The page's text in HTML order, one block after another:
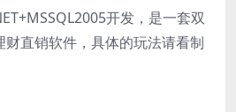
开发，是一套双
直销软件，具体的玩法请看制